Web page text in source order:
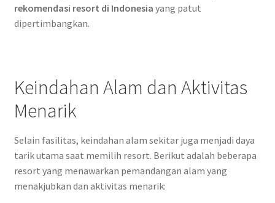
rekomendasi resort di Indonesia yang patut
dipertimbangkan.
Keindahan Alam dan Aktivitas
Menarik
Selain fasilitas, keindahan alam sekitar juga menjadi daya
tarik utama saat memilih resort. Berikut adalah beberapa
resort yang menawarkan pemandangan alam yang
menakjubkan dan aktivitas menarik: